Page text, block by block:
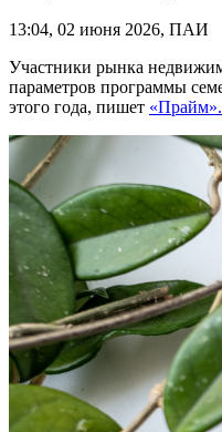
13:04, 02 июня 2026, ПАИ
Участники рынка
параметров программы
этого года, пишет «Прайм».